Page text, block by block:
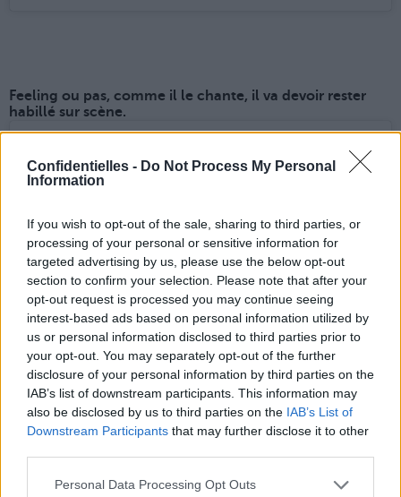
Confidentielles - Do Not Process My Personal
Information
If you wish to opt-out of the sale, sharing to third parties, or
processing of your personal or sensitive information for
targeted advertising by us, please use the below opt-out
section to confirm your selection. Please note that after your
opt-out request is processed you may continue seeing
interest-based ads based on personal information utilized by
us or personal information disclosed to third parties prior to
your opt-out. You may separately opt-out of the further
disclosure of your personal information by third parties on the
IAB’s list of downstream participants. This information may
also be disclosed by us to third parties on the IAB’s List of
Downstream Participants that may further disclose it to other
Personal Data Processing Opt Outs
Feeling ou pas, comme il le chante, il va devoir rester
habillé sur scène.